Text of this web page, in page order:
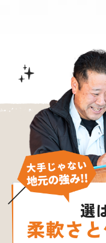
選
柔軟さ